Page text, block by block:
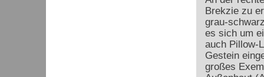
Brekzie zu
grau-
es sich um
auch Pillow-
Gestein
großes